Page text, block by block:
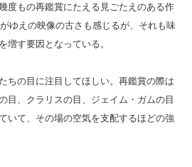
度もの再鑑賞にたえる見ごたえのある作
ゆえの映像の古さも感じるが、それも味
増す要因となっている。
ちの目に注目してほしい。再鑑賞の際は
目、クラリスの目、ジェイム・ガムの目
いて、その場の空気を支配するほどの強